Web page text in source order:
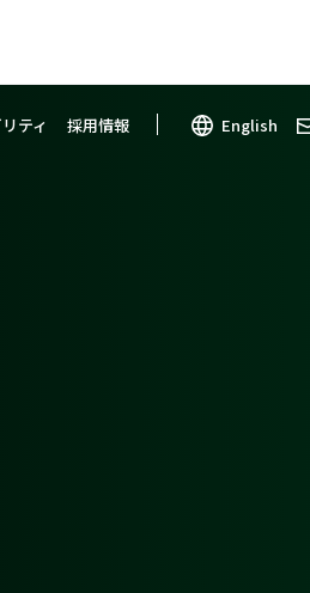
ティ 採用情報 English